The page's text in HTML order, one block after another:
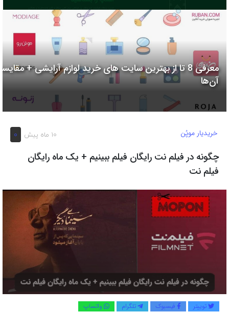
بگذارید.
لینک
معرفی 8 تا از بهترین سایت های خرید لوازم آرایشی +
آن‌ها
10 ماه پیش 0 خریدیار موپُن
چگونه در فیلم نت رایگان فیلم ببینیم + یک ماه رایگان
فیلم نت
توییتر فیسبوک تلگرام واتساپ